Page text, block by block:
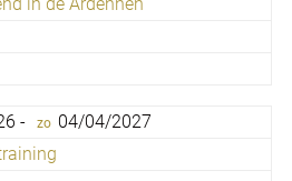
- zo 04/04/2027